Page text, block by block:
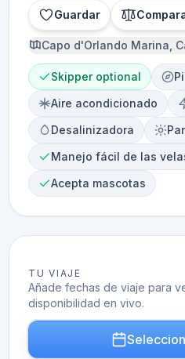
Guardar
Capo d'Orlando Marina,
Skipper optional
Aire acondicionado
Desalinizadora
Manejo fácil de las
Acepta mascotas
TU VIAJE
Añade fechas de viaje para
disponibilidad en vivo.